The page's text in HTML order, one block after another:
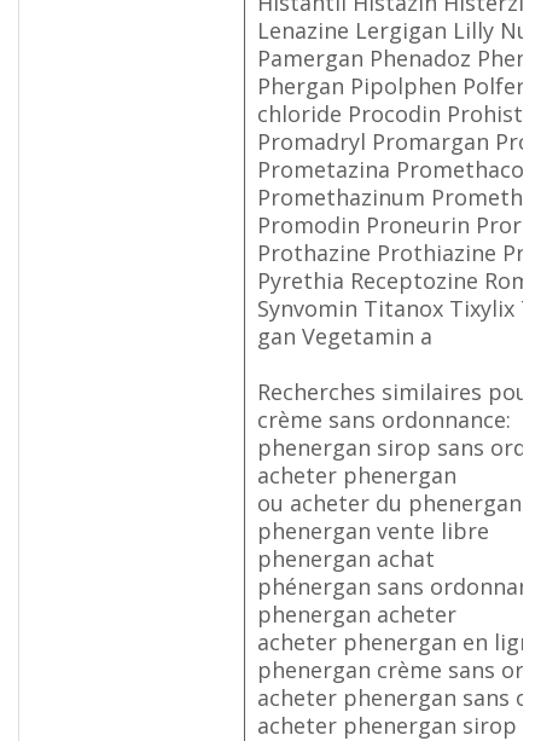
Lenazine Lergigan Lilly
Pamergan Phenadoz
Phergan Pipolphen
chloride Procodin Prohist
Promadryl Promargan
Prometazina
Promethazinum
Promodin Proneurin
Prothazine Prothiazine
Pyrethia Receptozine
Synvomin Titanox Tixylix
gan Vegetamin a
Recherches similaires
crème sans ordonnance:
phenergan sirop sans
acheter phenergan
ou acheter du phenergan
phenergan vente libre
phenergan achat
phénergan sans
phenergan acheter
acheter phenergan en
phenergan crème sans
acheter phenergan sans
acheter phenergan sirop